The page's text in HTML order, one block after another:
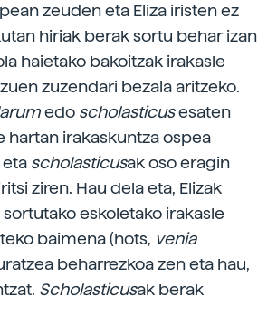
zeuden eta Eliza iristen ez
hiriak berak sortu behar izan
haietako bakoitzak irakasle
zuzendari bezala aritzeko.
edo scholasticusesaten
hartan irakaskuntza ospea
eta scholasticusak oso eragin
ziren. Hau dela eta, Elizak
sortutako eskoletako irakasle
baimena (hots, venia
beharrezkoa zen eta hau,
Scholasticusak berak